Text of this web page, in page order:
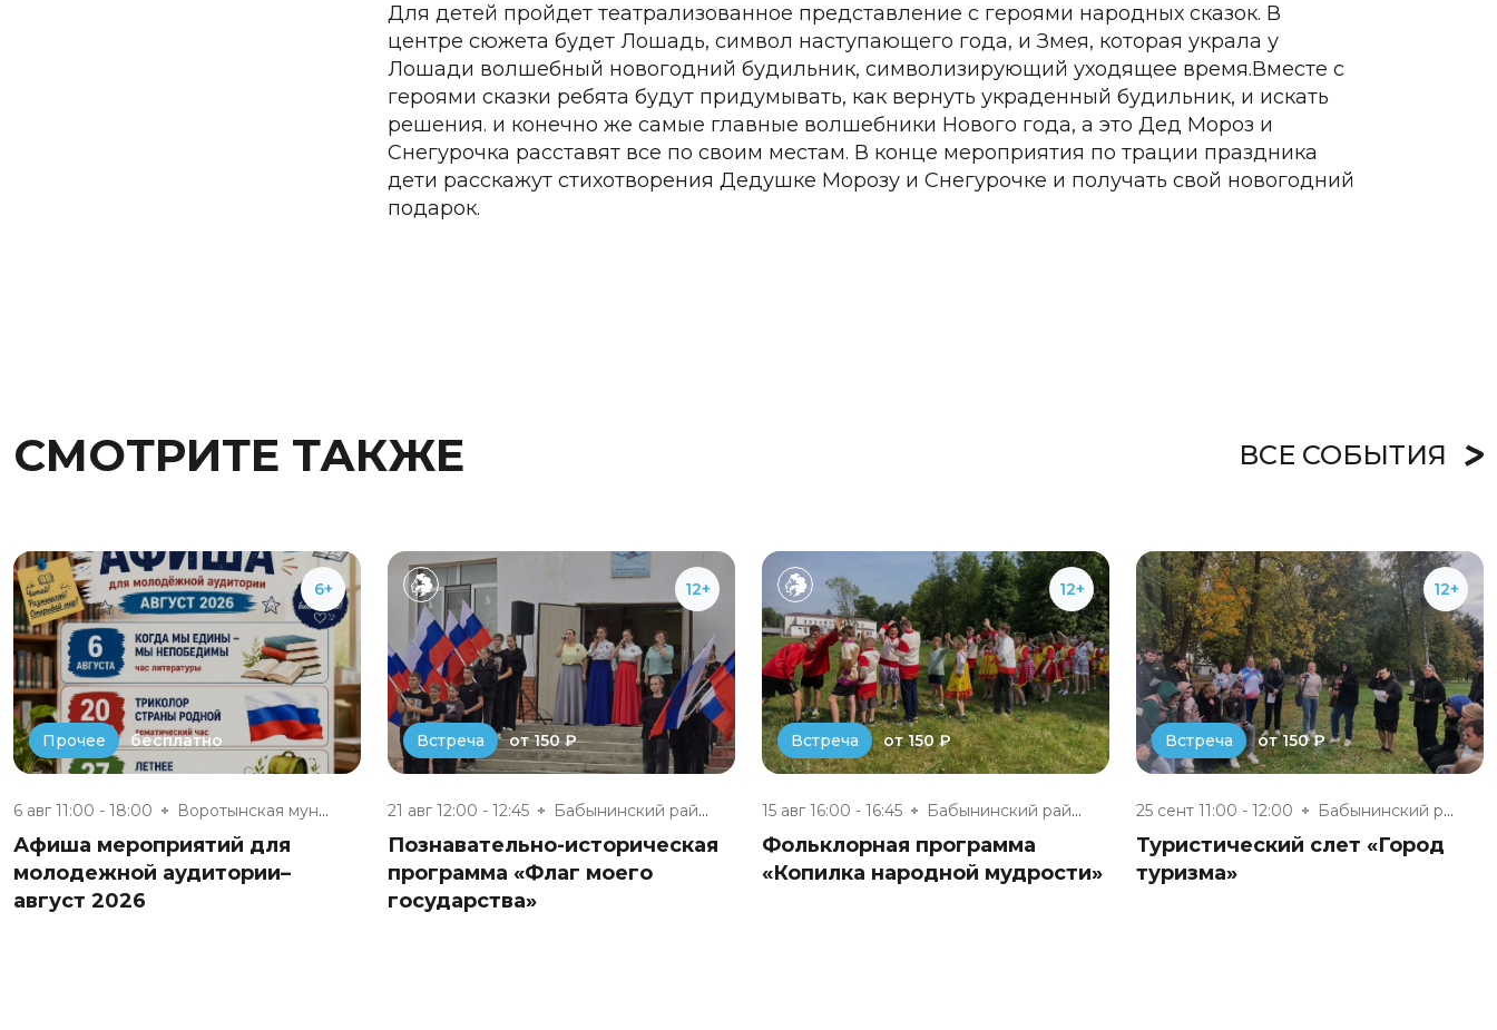
Для детей пройдет театрализованное представление с героями народных сказок. В
центре сюжета будет Лошадь, символ наступающего года, и Змея, которая украла у
Лошади волшебный новогодний будильник, символизирующий уходящее время.Вместе с
героями сказки ребята будут придумывать, как вернуть украденный будильник, и искать
решения. и конечно же самые главные волшебники Нового года, а это Дед Мороз и
Снегурочка расставят все по своим местам. В конце мероприятия по трации праздника
дети расскажут стихотворения Дедушке Морозу и Снегурочке и получать свой новогодний
подарок.
СМОТРИТЕ ТАКЖЕ ВСЕ СОБЫТИЯ
6+
Прочее бесплатно
6 авг 11:00 - 18:00 Воротынская муниципальная библ...
Афиша мероприятий для
молодежной аудитории–
август 2026
12+
Встреча от 150 ₽
21 авг 12:00 - 12:45 Бабынинский районный дом культ...
Познавательно-историческая
программа «Флаг моего
государства»
12+
Встреча от 150 ₽
15 авг 16:00 - 16:45 Бабынинский районный дом культ...
Фольклорная программа
«Копилка народной мудрости»
12+
Встреча от 150 ₽
25 сент 11:00 - 12:00 Бабынинский районный дом культ...
Туристический слет «Город
туризма»